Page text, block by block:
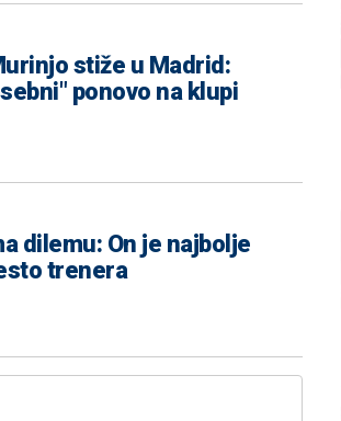
stiže u Madrid:
ponovo na klupi
dilemu: On je najbolje
trenera